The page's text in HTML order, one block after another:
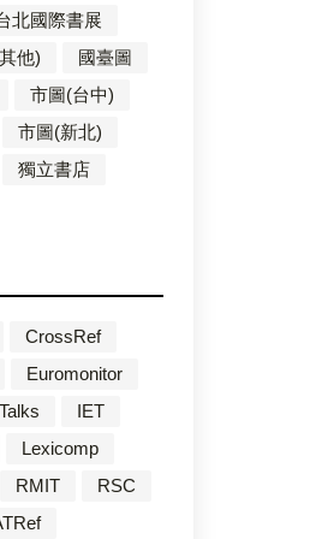
北國際書展
他)
國臺圖
市圖(台中)
市圖(新北)
獨立書店
CrossRef
Euromonitor
IET
Lexicomp
RMIT
RSC